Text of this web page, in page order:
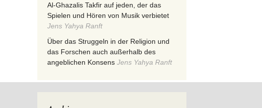
Al-Ghazalis Takfir auf jeden, der das
Spielen und Hören von Musik verbietet
Jens Yahya Ranft
Über das Struggeln in der Religion und
das Forschen auch außerhalb des
angeblichen Konsens Jens Yahya Ranft